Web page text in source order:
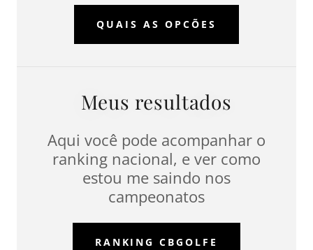
QUAIS AS OPCÕES
Meus resultados
Aqui você pode acompanhar o
ranking nacional, e ver como
estou me saindo nos
campeonatos
RANKING CBGOLFE